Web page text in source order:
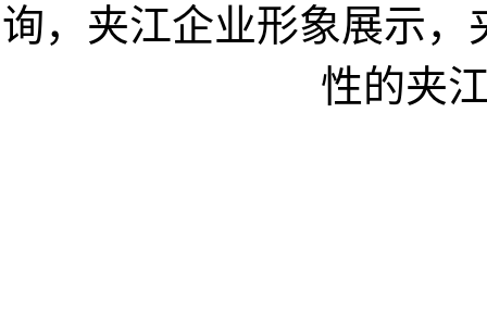
询，夹江企业形象展示
性的夹